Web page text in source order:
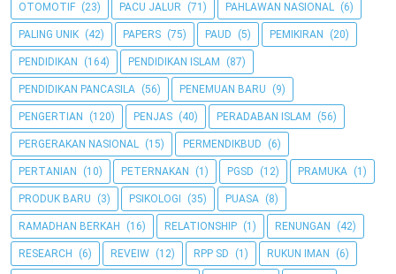
OTOMOTIF (23) PACU JALUR (71) PAHLAWAN NASIONAL (6)
PALING UNIK (42) PAPERS (75) PAUD (5) PEMIKIRAN (20)
PENDIDIKAN (164) PENDIDIKAN ISLAM (87)
PENDIDIKAN PANCASILA (56) PENEMUAN BARU (9)
PENGERTIAN (120) PENJAS (40) PERADABAN ISLAM (56)
PERGERAKAN NASIONAL (15) PERMENDIKBUD (6)
PERTANIAN (10) PETERNAKAN (1) PGSD (12) PRAMUKA (1)
PRODUK BARU (3) PSIKOLOGI (35) PUASA (8)
RAMADHAN BERKAH (16) RELATIONSHIP (1) RENUNGAN (42)
RESEARCH (6) REVEIW (12) RPP SD (1) RUKUN IMAN (6)